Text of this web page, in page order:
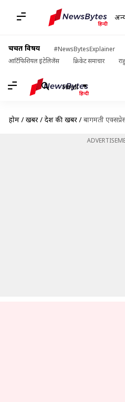
चर्चित विषय #NewsBytesExplainer
आर्टिफिशियल इंटेलिजेंस
क्रिकेट समाचार
Hindi
होम / खबरें / देश की खबरें / बागमती एक्सप्रेस ट्रेन चेन्नई